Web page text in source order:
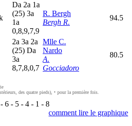
Da 2a 1a
(25) 3a
1a
0,8,9,7,9
R. Bergh
Bergh R.
94.5
2a 3a 2a
(25) Da
3a
8,7,8,0,7
Mlle C.
Nardo
A.
Gocciadoro
80.5
des quatre pieds), • pour la première fois.
- 6 - 5 - 4 - 1 - 8
comment lire le graphique